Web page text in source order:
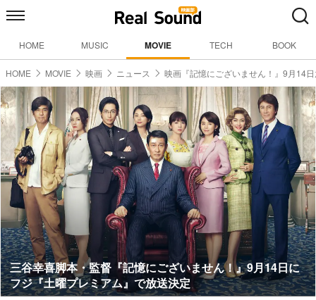
HOME MUSIC MOVIE TECH BOOK
HOME MOVIE 映画 ニュース 映画『記憶にございません！』9月14
三谷幸喜脚本・監督『記憶にございません！』9月14日に
フジ『土曜プレミアム』で放送決定